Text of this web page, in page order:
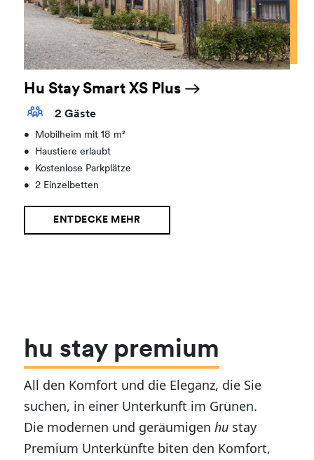
Hu Stay Smart XS Plus
2 Gäste
•
Mobilheim mit 18 m²
•
Haustiere erlaubt
•
Kostenlose Parkplätze
•
2 Einzelbetten
ENTDECKE MEHR
hu stay premium
All den Komfort und die Eleganz, die Sie
suchen, in einer Unterkunft im Grünen.
Die modernen und geräumigenhu stay
Premium Unterkünfte biten den Komfort,